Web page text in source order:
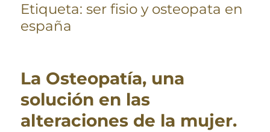
Etiqueta:ser fisio y osteopata en
españa
La Osteopatía, una
solución en las
alteraciones de la mujer.